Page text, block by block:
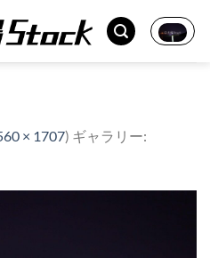
× 1707) ギャラリー: